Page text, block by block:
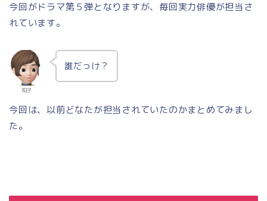
今回がドラマ第５弾となりますが、毎回実力俳優が担当さ
れています。
知子
誰だっけ？
今回は、以前どなたが担当されていたのかまとめてみまし
た。